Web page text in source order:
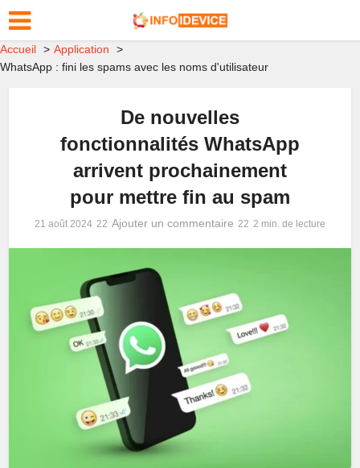
Accueil
Application
WhatsApp : fini les spams avec les noms d'utilisateur
De nouvelles
fonctionnalités WhatsApp
arrivent prochainement
pour mettre fin au spam
21 août 2024 Ajouter un commentaire 2 min. de lecture